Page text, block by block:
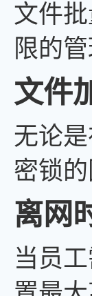
文件
限的
文件
无论
密锁
离网
当员